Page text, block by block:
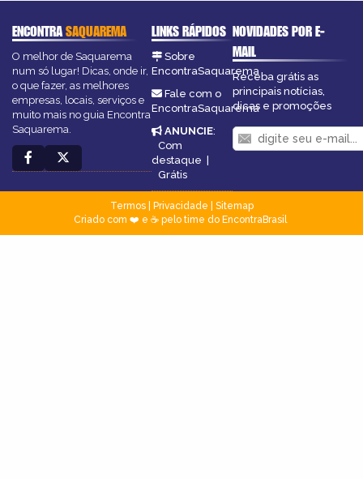
ENCONTRASAQUAREMA
O melhor de Saquarema
num só lugar! Dicas, onde ir,
o que fazer, as melhores
empresas, locais, serviços e
muito mais no guia Encontra
Saquarema.
LINKS RÁPIDOS
Sobre
EncontraSaquarema
Fale com o
EncontraSaquarema
ANUNCIE:
Com
destaque
Grátis
NOVIDADES POR E-
MAIL
Receba grátis as
principais notícias,
dicas e promoções
Termos| Privacidade
Sitemap
Criado com ❤️ e ☕ pelo time do EncontraBrasil